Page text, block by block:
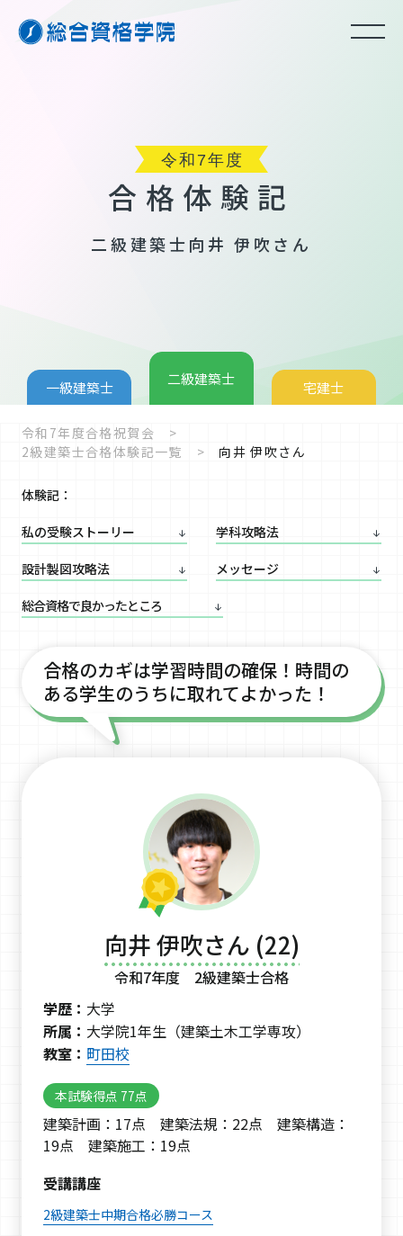
合格体験記
二級建築士向井 伊吹さん
一級建築士 二級建築士 宅建士
令和7年度合格祝賀会
2級建築士合格体験記一覧
向井 伊吹さん
合格のカギは学習時間の確保！時間の
ある学生のうちに取れてよかった！
向井 伊吹さん (22)
令和7年度 2級建築士合格
学歴： 大学
所属： 大学院1年生（建築土木工学専攻）
教室： 町田校
本試験得点 77点
建築計画：17点 建築法規：22点 建築構造：
19点 建築施工：19点
受講講座
2級建築士中期合格必勝コース
体験記：
私の受験ストーリー 学科攻略法
設計製図攻略法 メッセージ
総合資格で良かったところ